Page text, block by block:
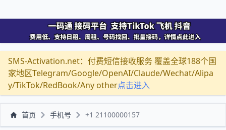
SMS-Activation.net：付费短信接收服务 覆盖全球188个国
家地区Telegram/Google/OpenAI/Claude/Wechat/Alipa
y/TikTok/RedBook/Any other点击进入
首页 手机号 +1 21100000157